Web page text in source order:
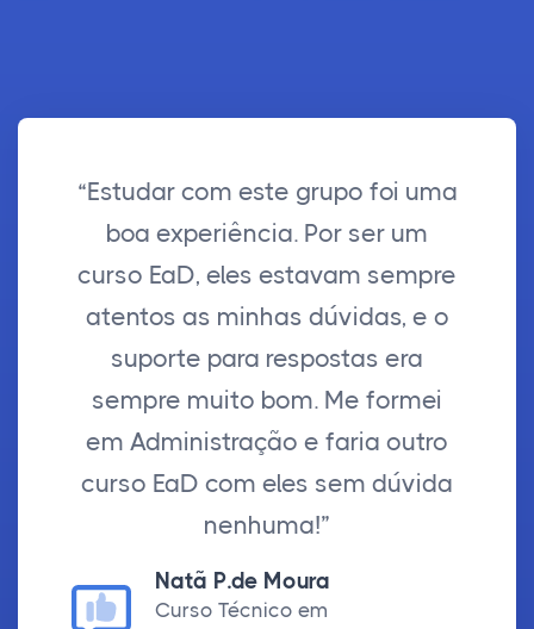
“Estudar com este grupo foi uma
boa experiência. Por ser um
curso EaD, eles estavam sempre
atentos as minhas dúvidas, e o
suporte para respostas era
sempre muito bom. Me formei
em Administração e faria outro
curso EaD com eles sem dúvida
nenhuma!”
Natã P.de Moura
Curso Técnico em